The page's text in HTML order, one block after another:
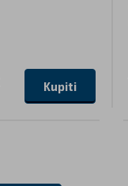
Kupiti